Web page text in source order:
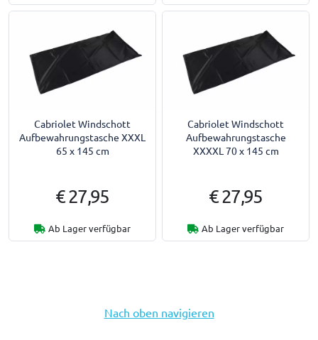
Cabriolet Windschott
Aufbewahrungstasche XXXL
65 x 145 cm
€ 27,95
Ab Lager verfügbar
Cabriolet Windschott
Aufbewahrungstasche
XXXXL 70 x 145 cm
€ 27,95
Ab Lager verfügbar
Nach oben navigieren